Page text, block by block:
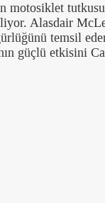
motosiklet
Alasdair
temsil
güçlü etkisini